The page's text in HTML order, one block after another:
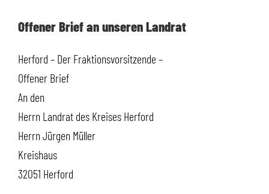
Offener Brief an unseren Landrat
Herford – Der Fraktionsvorsitzende –
Offener Brief
An den
Herrn Landrat des Kreises Herford
Herrn Jürgen Müller
Kreishaus
32051 Herford